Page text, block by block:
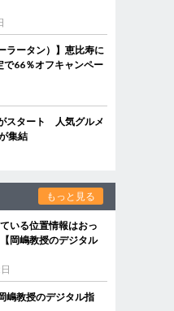
ラータン）】恵比寿に
で66％オフキャンペー
スタート 人気グルメ
集結
もっと見る
いる位置情報はおっ
岡嶋教授のデジタル
教授のデジタル指